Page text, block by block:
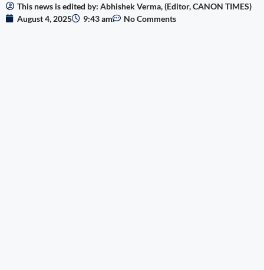
This news is edited by: Abhishek Verma, (Editor, CANON TIMES)
August 4, 2025
9:43 am No Comments